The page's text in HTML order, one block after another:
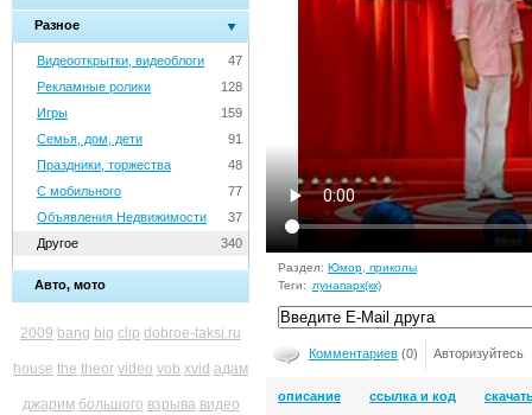
Разное
47
Видеооткрытки, видеоблоги
128
Рекламные ролики
159
Игры
91
Семья, дом, дети
48
Праздники, торжества
77
С мобильного
37
Объявления Недвижимости
340
Другое
Авто, мото
2009 bang big clip dobroe-taksi.ru
house the theor video vob xvid адам
джарим большого взрыва видео
Раздел: Юмор, приколы
Теги:
лунапарк(кк)
Комментариев (0) Авторизуйтесь
описание ссылка и код